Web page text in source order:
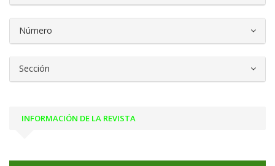
Número
Sección
INFORMACIÓN DE LA REVISTA